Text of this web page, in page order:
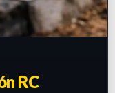
RC